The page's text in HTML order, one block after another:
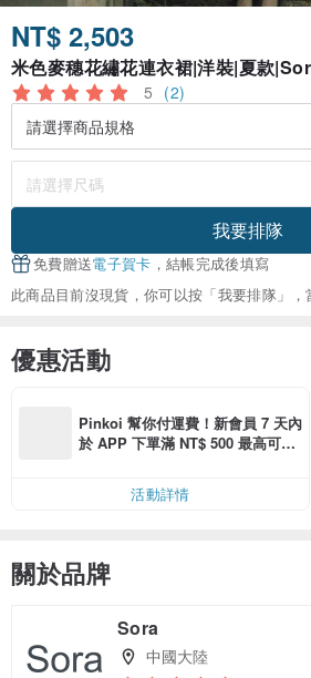
NT$ 2,503
米色麥穗花繡花連衣裙|洋裝|夏款
5 (2)
我要排隊
免費贈送電子賀卡 ，結帳完成後填寫
此商品目前沒現貨，你可以按「我要排隊」
優惠活動
Pinkoi 幫你付運費！新會員 7 天內
於 APP 下單滿 NT$ 500 最高可折
活動詳情
關於品牌
Sora
中國大陸